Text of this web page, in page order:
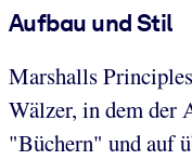
Aufbau und Stil
Marshalls
Wälzer, in dem der
"Büchern" und auf